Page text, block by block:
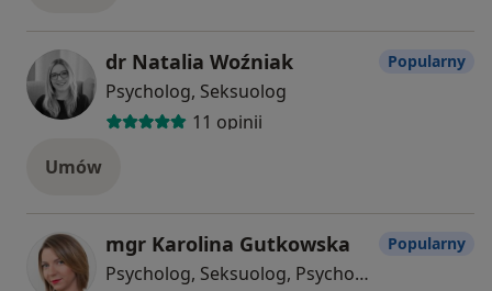
dr Natalia Woźniak
Psycholog, Seksuolog
11 opinii
Popularny
Umów
mgr Karolina Gutkowska
Psycholog, Seksuolog, Psychoterapeuta
Popularny